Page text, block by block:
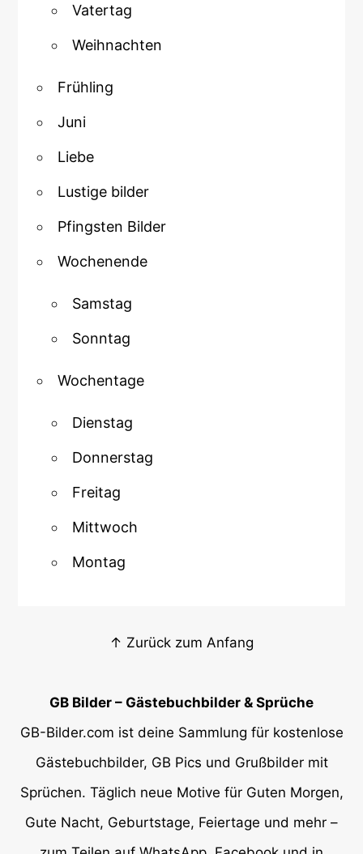
Vatertag
Weihnachten
Frühling
Juni
Liebe
Lustige bilder
Pfingsten Bilder
Wochenende
Samstag
Sonntag
Wochentage
Dienstag
Donnerstag
Freitag
Mittwoch
Montag
↑ Zurück zum Anfang
GB Bilder – Gästebuchbilder & Sprüche
GB-Bilder.com ist deine Sammlung für kostenlose
Gästebuchbilder, GB Pics und Grußbilder mit
Sprüchen. Täglich neue Motive für Guten Morgen,
Gute Nacht, Geburtstage, Feiertage und mehr –